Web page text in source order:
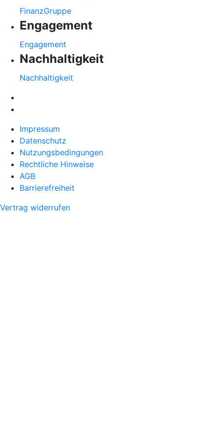
FinanzGruppe
Engagement
Engagement
Nachhaltigkeit
Nachhaltigkeit
Impressum
Datenschutz
Nutzungsbedingungen
Rechtliche Hinweise
AGB
Barrierefreiheit
Vertrag widerrufen